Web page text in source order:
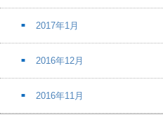
2017年1月
2016年12月
2016年11月